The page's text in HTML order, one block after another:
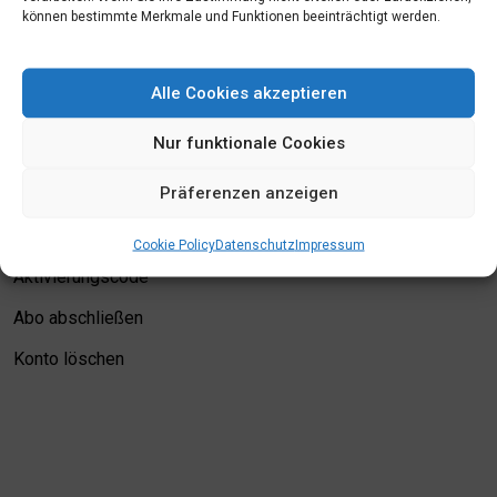
können bestimmte Merkmale und Funktionen beeinträchtigt werden.
Alle Cookies akzeptieren
Nur funktionale Cookies
Präferenzen anzeigen
Cookie PolicyDatenschutzImpressum
Login
Bewertungskriterien
Aktivierungscode
Abo abschließen
Konto löschen